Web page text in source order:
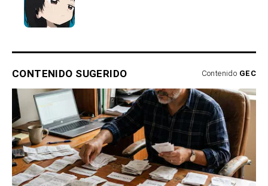
CONTENIDO SUGERIDO Contenido GEC